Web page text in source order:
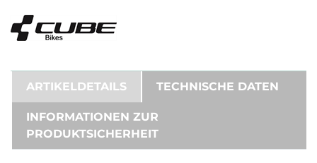
ARTIKELDETAILS TECHNISCHE DATEN
INFORMATIONEN ZUR
PRODUKTSICHERHEIT